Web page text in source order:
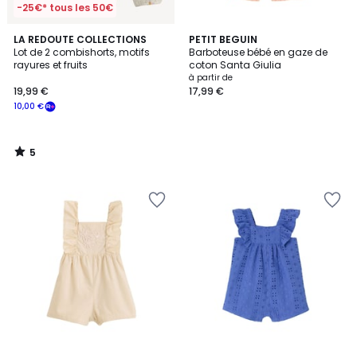
-25€* tous les 50€
LA REDOUTE COLLECTIONS
Lot de 2 combishorts, motifs
rayures et fruits
10,00 €
19,99 €
5
/
5
5
/
PETIT BEGUIN
Barboteuse bébé en gaze de
coton Santa Giulia
à partir de
17,99 €